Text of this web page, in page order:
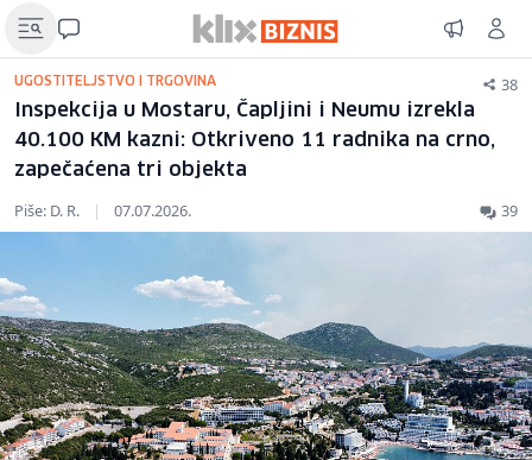
UGOSTITELJSTVO I TRGOVINA 38
Inspekcija u Mostaru, Čapljini i Neumu izrekla
40.100 KM kazni: Otkriveno 11 radnika na crno,
zapečaćena tri objekta
Piše: D. R. | 07.07.2026. 39